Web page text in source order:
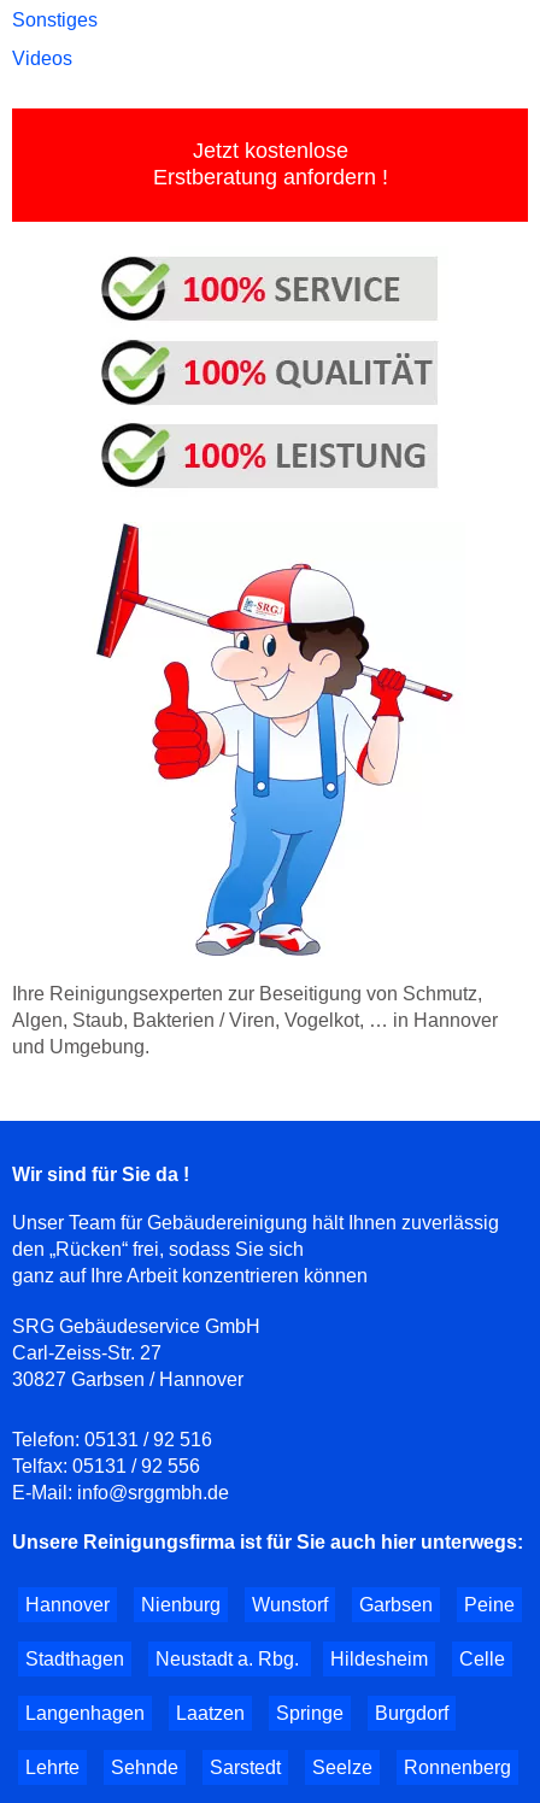
Sonstiges
Videos
Jetzt kostenlose
Erstberatung anfordern !
Ihre Reinigungsexperten zur Beseitigung von Schmutz,
Algen, Staub, Bakterien / Viren, Vogelkot, … in Hannover
und Umgebung.
Wir sind für Sie da !
Unser Team für Gebäudereinigung hält Ihnen zuverlässig
den „Rücken“ frei, sodass Sie sich
ganz auf Ihre Arbeit konzentrieren können
SRG Gebäudeservice GmbH
Carl-Zeiss-Str. 27
30827 Garbsen / Hannover
Telefon: 05131 / 92 516
Telfax: 05131 / 92 556
E-Mail: info@srggmbh.de
Unsere Reinigungsfirma ist für Sie auch hier unterwegs:
Hannover Nienburg Wunstorf Garbsen Peine
Stadthagen Neustadt a. Rbg. Hildesheim Celle
Langenhagen Laatzen Springe Burgdorf
Lehrte Sehnde Sarstedt Seelze Ronnenberg